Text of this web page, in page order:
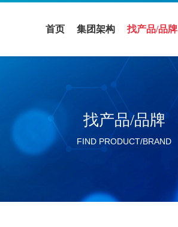
首页 集团架构
实验室设备领域
找产品/品牌
找产品/品牌
FIND PRODUCT/BRAND